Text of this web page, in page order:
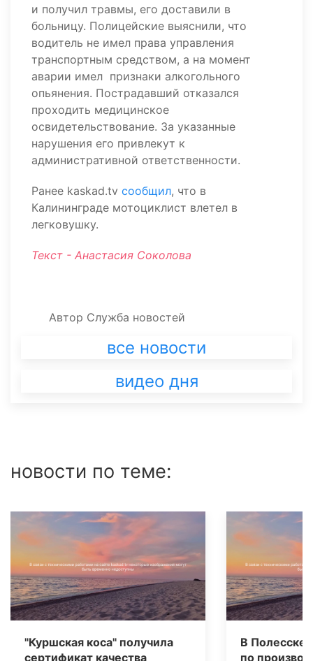
и получил травмы, его доставили в
больницу. Полицейские выяснили, что
водитель не имел права управления
транспортным средством, а на момент
аварии имел признаки алкогольного
опьянения. Пострадавший отказался
проходить медицинское
освидетельствование. За указанные
нарушения его привлекут к
административной ответственности.
Ранее kaskad.tv сообщил, что в
Калининграде мотоциклист влетел в
легковушку.
Текст - Анастасия Соколова
Автор Служба новостей
все новости
видео дня
новости по теме:
"Куршская коса" получила
сертификат качества
В Полесске
по